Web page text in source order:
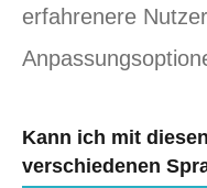
erfahrenere
Kann ich mit
verschiedenen